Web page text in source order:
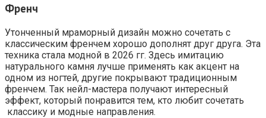
Френч
Утонченный мраморный дизайн можно сочетать с
классическим френчем хорошо дополнят друг друга. Эта
техника стала модной в 2026 гг. Здесь имитацию
натурального камня лучше применять как акцент на
одном из ногтей, другие покрывают традиционным
френчем. Так нейл-мастера получают интересный
эффект, который понравится тем, кто любит сочетать
классику и модные направления.